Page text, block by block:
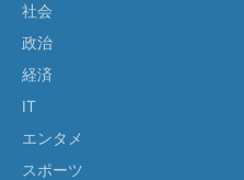
社会
政治
経済
IT
エンタメ
スポーツ